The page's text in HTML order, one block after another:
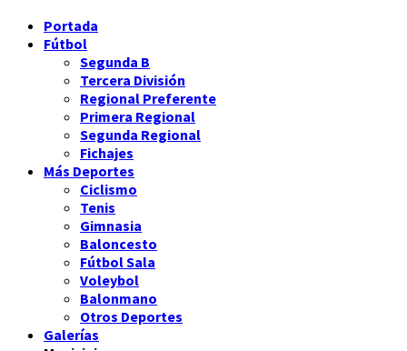
Portada
Fútbol
Segunda B
Tercera División
Regional Preferente
Primera Regional
Segunda Regional
Fichajes
Más Deportes
Ciclismo
Tenis
Gimnasia
Baloncesto
Fútbol Sala
Voleybol
Balonmano
Otros Deportes
Galerías